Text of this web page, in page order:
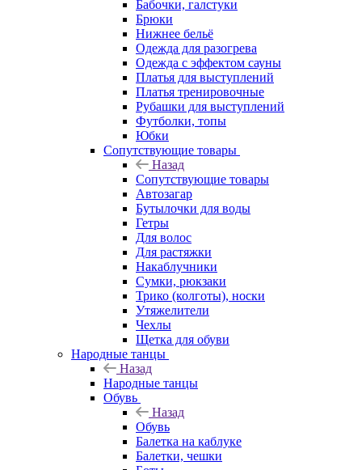
Бабочки, галстуки
Брюки
Нижнее бельё
Одежда для разогрева
Одежда с эффектом сауны
Платья для выступлений
Платья тренировочные
Рубашки для выступлений
Футболки, топы
Юбки
Сопутствующие товары
Назад
Сопутствующие товары
Автозагар
Бутылочки для воды
Гетры
Для волос
Для растяжки
Накаблучники
Сумки, рюкзаки
Трико (колготы), носки
Утяжелители
Чехлы
Щетка для обуви
Народные танцы
Назад
Народные танцы
Обувь
Назад
Обувь
Балетка на каблуке
Балетки, чешки